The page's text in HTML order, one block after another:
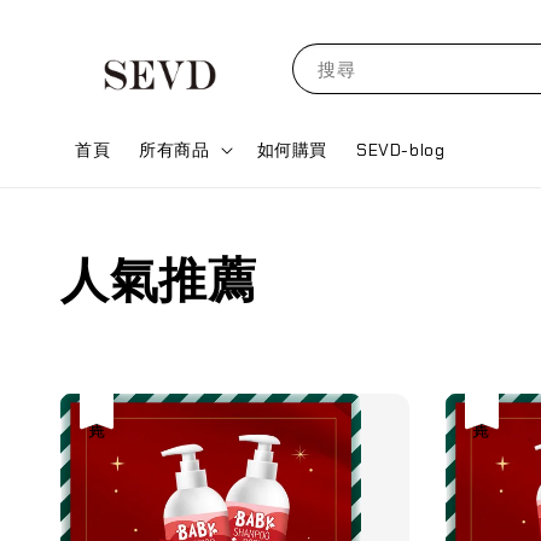
搜尋
首頁 所有商品 如何購買 SEVD-blog
人氣推薦